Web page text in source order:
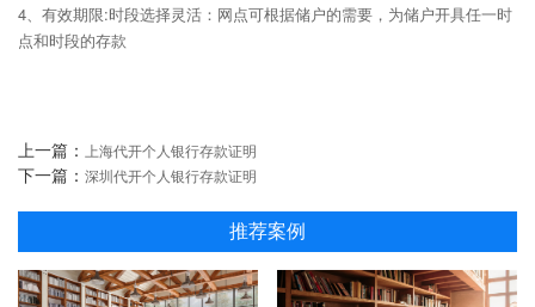
4、有效期限:时段选择灵活：网点可根据储户的需要，为储户开具任一时
点和时段的存款
上一篇： 上海代开个人银行存款证明
下一篇： 深圳代开个人银行存款证明
推荐案例